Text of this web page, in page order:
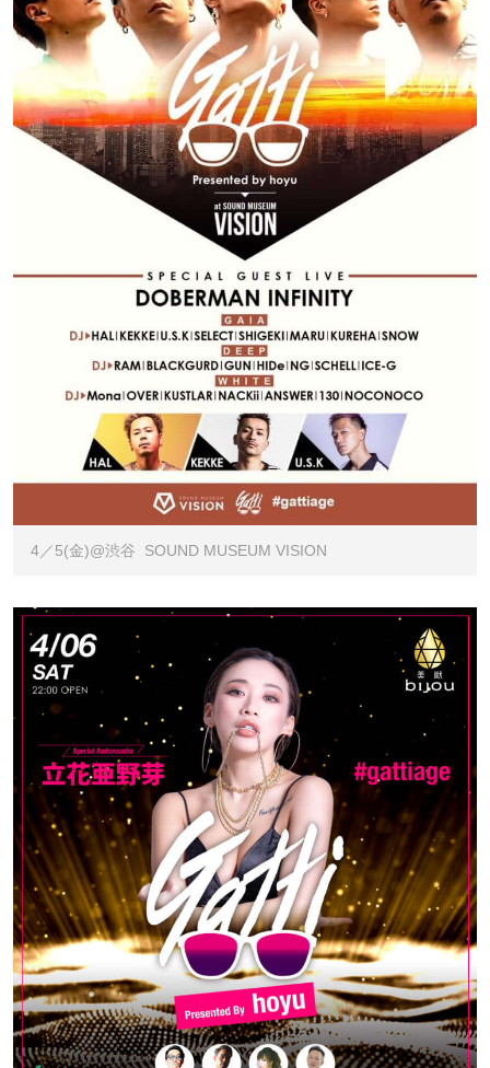
4／5(金)@渋谷 SOUND MUSEUM VISION